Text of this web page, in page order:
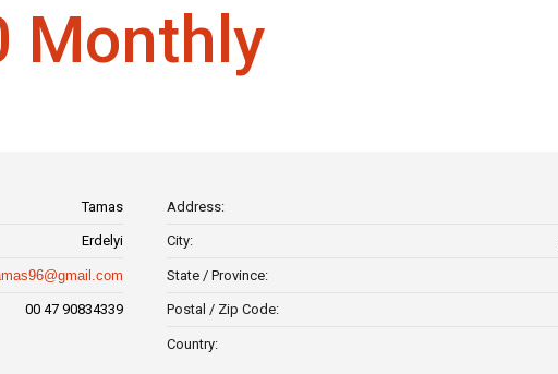
Monthly
Tamas
Erdelyi
00 47 90834339
Address:
City:
State / Province:
Postal / Zip Code:
Country: